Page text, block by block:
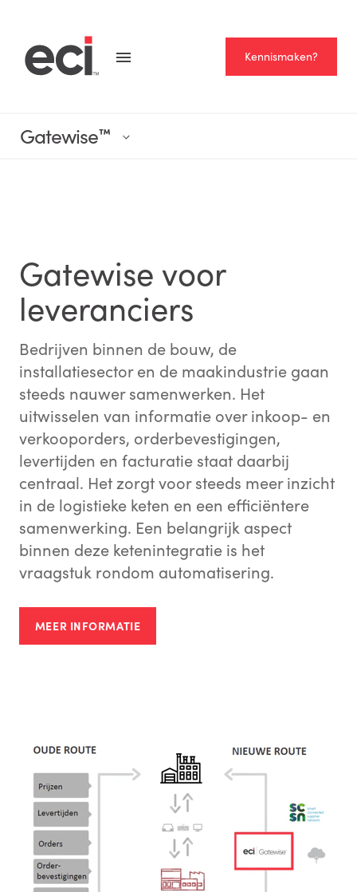
Kennismaken?
Gatewise™
Gatewise voor
leveranciers
Bedrijven binnen de bouw, de
installatiesector en de maakindustrie gaan
steeds nauwer samenwerken. Het
uitwisselen van informatie over inkoop- en
verkooporders, orderbevestigingen,
levertijden en facturatie staat daarbij
centraal. Het zorgt voor steeds meer inzicht
in de logistieke keten en een efficiëntere
samenwerking. Een belangrijk aspect
binnen deze ketenintegratie is het
vraagstuk rondom automatisering.
MEER INFORMATIE